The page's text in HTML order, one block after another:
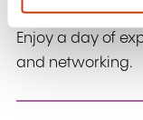
Enjoy a day of
and networking.